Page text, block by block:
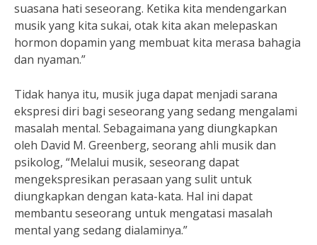
suasana hati seseorang. Ketika kita mendengarkan
musik yang kita sukai, otak kita akan melepaskan
hormon dopamin yang membuat kita merasa bahagia
dan nyaman.”
Tidak hanya itu, musik juga dapat menjadi sarana
ekspresi diri bagi seseorang yang sedang mengalami
masalah mental. Sebagaimana yang diungkapkan
oleh David M. Greenberg, seorang ahli musik dan
psikolog, “Melalui musik, seseorang dapat
mengekspresikan perasaan yang sulit untuk
diungkapkan dengan kata-kata. Hal ini dapat
membantu seseorang untuk mengatasi masalah
mental yang sedang dialaminya.”